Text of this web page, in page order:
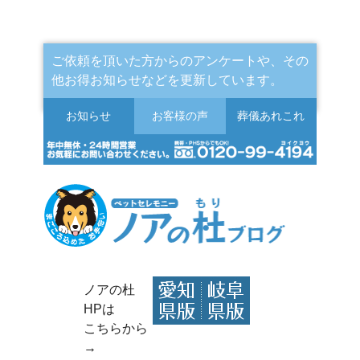
ご依頼を頂いた方からのアンケートや、その
他お得お知らせなどを更新しています。
お知らせ お客様の声 葬儀あれこれ
ノアの杜
HPは
こちらから
→